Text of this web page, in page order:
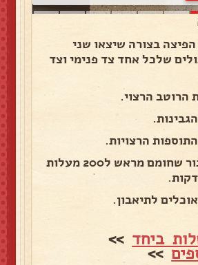
בצורה שיצאו שני
שלכל אחד צד פנימי וצד
הרוטב הרצוי.
הרצויות.
שמים בתנור שחומם מראש ל200 מעלות
לתיאבון.
ביחד >>
>>